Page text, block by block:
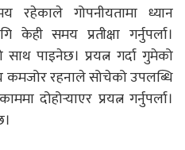
रहेकाले गोपनीयतामा ध्यान
केही समय प्रतीक्षा गर्नुपर्ला।
पाइनेछ। प्रयत्न गर्दा गुमेको
कमजोर रहनाले सोचेको उपलब्धि
दोहोऱ्याएर प्रयत्न गर्नुपर्ला।